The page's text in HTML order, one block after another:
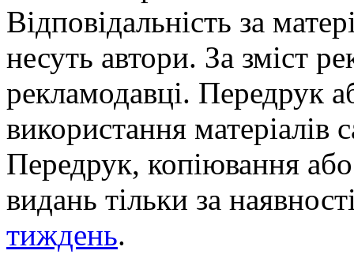
Відповідальність за
несуть автори. За зміст
рекламодавці. Передрук
використання матеріалів
Передрук, копіювання
видань тільки за
тиждень.